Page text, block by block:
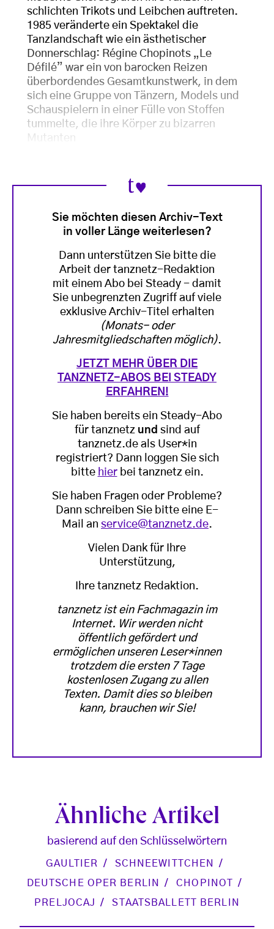
schlichten Trikots und Leibchen auftreten.
1985 veränderte ein Spektakel die
Tanzlandschaft wie ein ästhetischer
Donnerschlag: Régine Chopinots „Le
Défilé” war ein von barocken Reizen
überbordendes Gesamtkunstwerk, in dem
sich eine Gruppe von Tänzern, Models und
Schauspielern in einer Fülle von Stoffen
tummelte, die ihre Körper zu bizarren
Mutanten
Sie möchten diesen Archiv-Text
in voller Länge weiterlesen?
Dann unterstützen Sie bitte die
Arbeit der tanznetz-Redaktion
mit einem Abo bei Steady - damit
Sie unbegrenzten Zugriff auf viele
exklusive Archiv-Titel erhalten
(Monats- oder
Jahresmitgliedschaften möglich).
JETZT MEHR ÜBER DIE
TANZNETZ-ABOS BEI STEADY
ERFAHREN!
Sie haben bereits ein Steady-Abo
für tanznetz und sind auf
tanznetz.de als User*in
registriert? Dann loggen Sie sich
bitte hierbei tanznetz ein.
Sie haben Fragen oder Probleme?
Dann schreiben Sie bitte eine E-
Mail an service@tanznetz.de.
Vielen Dank für Ihre
Unterstützung,
Ihre tanznetz Redaktion.
tanznetz ist ein Fachmagazin im
Internet. Wir werden nicht
öffentlich gefördert und
ermöglichen unseren Leser*innen
trotzdem die ersten 7 Tage
kostenlosen Zugang zu allen
Texten. Damit dies so bleiben
kann, brauchen wir Sie!
Ähnliche Artikel
basierend auf den Schlüsselwörtern
GAULTIER
SCHNEEWITTCHEN
DEUTSCHE OPER BERLIN
CHOPINOT
PRELJOCAJ
STAATSBALLETT BERLIN